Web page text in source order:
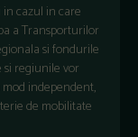
cazul in care
a Transporturilor
si fondurile
si regiunile vor
independent,
de mobilitate